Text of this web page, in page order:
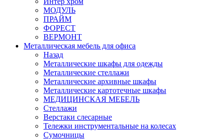
МОДУЛЬ
ПРАЙМ
ФОРЕСТ
ВЕРМОНТ
Металлическая мебель для офиса
Назад
Металлические шкафы для одежды
Металлические стеллажи
Металлические архивные шкафы
Металлические картотечные шкафы
МЕДИЦИНСКАЯ МЕБЕЛЬ
Стеллажи
Верстаки слесарные
Тележки инструментальные на колесах
Сумочницы